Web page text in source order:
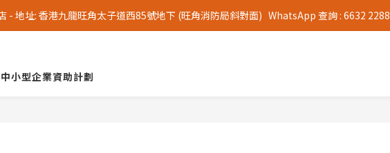
- 地址: 香港九龍旺角太子道西85號地下 (旺角消防局斜對面)   WhatsApp 查詢 : 6632 2288
中小型企業資助計劃